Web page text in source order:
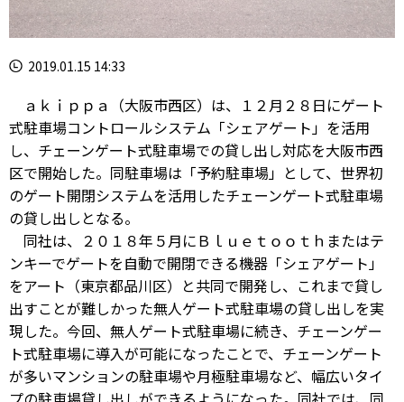
2019.01.15 14:33
ａｋｉｐｐａ（大阪市西区）は、１２月２８日にゲート
式駐車場コントロールシステム「シェアゲート」を活用
し、チェーンゲート式駐車場での貸し出し対応を大阪市西
区で開始した。同駐車場は「予約駐車場」として、世界初
のゲート開閉システムを活用したチェーンゲート式駐車場
の貸し出しとなる。
同社は、２０１８年５月にＢｌｕｅｔｏｏｔｈまたはテ
ンキーでゲートを自動で開閉できる機器「シェアゲート」
をアート（東京都品川区）と共同で開発し、これまで貸し
出すことが難しかった無人ゲート式駐車場の貸し出しを実
現した。今回、無人ゲート式駐車場に続き、チェーンゲー
ト式駐車場に導入が可能になったことで、チェーンゲート
が多いマンションの駐車場や月極駐車場など、幅広いタイ